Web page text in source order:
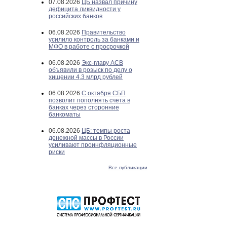
07.08.2026 ЦБ назвал причину
дефицита ликвидности у
российских банков
06.08.2026 Правительство
усилило контроль за банками и
МФО в работе с просрочкой
06.08.2026 Экс-главу АСВ
объявили в розыск по делу о
хищении 4,3 млрд рублей
06.08.2026 С октября СБП
позволит пополнять счета в
банках через сторонние
банкоматы
06.08.2026 ЦБ: темпы роста
денежной массы в России
усиливают проинфляционные
риски
Все публикации